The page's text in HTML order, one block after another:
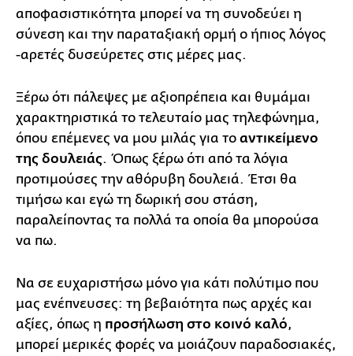
αποφασιστικότητα μπορεί να τη συνοδεύει η
σύνεση και την παραταξιακή ορμή ο ήπιος λόγος
-αρετές δυσεύρετες στις μέρες μας.
Ξέρω ότι πάλεψες με αξιοπρέπεια και θυμάμαι
χαρακτηριστικά το τελευταίο μας τηλεφώνημα,
όπου επέμενες να μου μιλάς για το αντικείμενο
της δουλειάς. Όπως ξέρω ότι από τα λόγια
προτιμούσες την αθόρυβη δουλειά. Έτσι θα
τιμήσω και εγώ τη δωρική σου στάση,
παραλείποντας τα πολλά τα οποία θα μπορούσα
να πω.
Να σε ευχαριστήσω μόνο για κάτι πολύτιμο που
μας ενέπνευσες: τη βεβαιότητα πως αρχές και
αξίες, όπως η προσήλωση στο κοινό καλό,
μπορεί μερικές φορές να μοιάζουν παραδοσιακές,